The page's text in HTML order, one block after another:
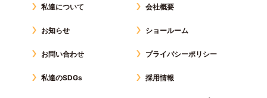
私達について
お知らせ
お問い合わせ
私達のSDGs
会社概要
ショールーム
プライバシーポリシー
採用情報